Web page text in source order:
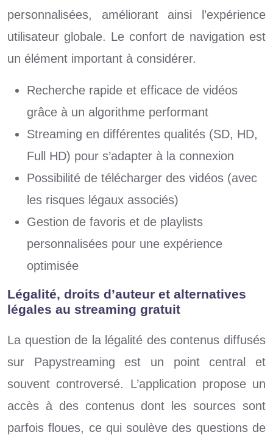
personnalisées, améliorant ainsi l’expérience
utilisateur globale. Le confort de navigation est
un élément important à considérer.
Recherche rapide et efficace de vidéos
grâce à un algorithme performant
Streaming en différentes qualités (SD, HD,
Full HD) pour s’adapter à la connexion
Possibilité de télécharger des vidéos (avec
les risques légaux associés)
Gestion de favoris et de playlists
personnalisées pour une expérience
optimisée
Légalité, droits d’auteur et alternatives
légales au streaming gratuit
La question de la légalité des contenus diffusés
sur Papystreaming est un point central et
souvent controversé. L’application propose un
accès à des contenus dont les sources sont
parfois floues, ce qui soulève des questions de